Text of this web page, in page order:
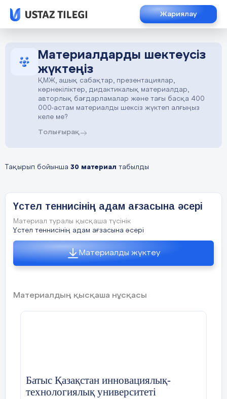
Жариялау
Материалдарды шектеусіз
жүктеңіз
ҚМЖ, ашық сабақтар, презентациялар,
көрнекіліктер, дидактикалық материалдар,
авторлық бағдарламалар және тағы басқа 400
000-астам материалды шексіз жүктеп алғыңыз
келе ме?
Толығырақ
Тақырып бойынша 30 материал табылды
Үстел теннисінің адам ағзасына әсері
Материал туралы қысқаша түсінік
Үстел теннисінің адам ағзасына әсері
Материалды жүктеу
Материалдың қысқаша нұсқасы
Батыс Қазақстан инновациялық-
технологиялық университеті